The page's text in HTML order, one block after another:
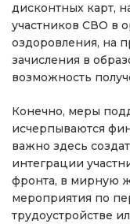
дисконтных карт,
участников СВО в
оздоровления, на
зачисления в
возможность
Конечно, меры
исчерпываются
важно здесь
интеграции
фронта, в мирную
мероприятия по
трудоустройстве